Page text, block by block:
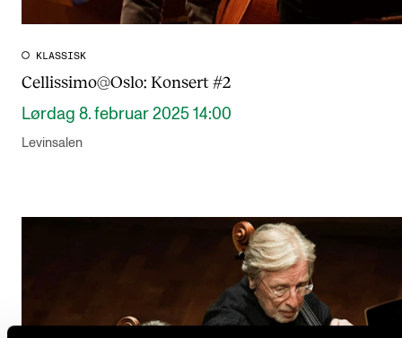
KLASSISK
Cellissimo@Oslo: Konsert #2
Lørdag 8. februar 2025 14:00
Levinsalen